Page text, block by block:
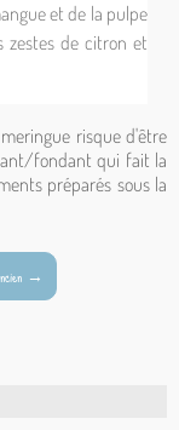
et de la pulpe
zestes de citron et
risque d'être
fondant qui fait la
préparés sous la
→